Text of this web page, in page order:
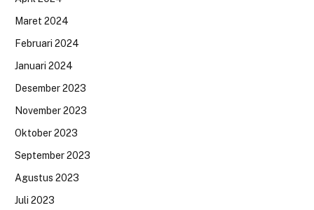
Maret 2024
Februari 2024
Januari 2024
Desember 2023
November 2023
Oktober 2023
September 2023
Agustus 2023
Juli 2023